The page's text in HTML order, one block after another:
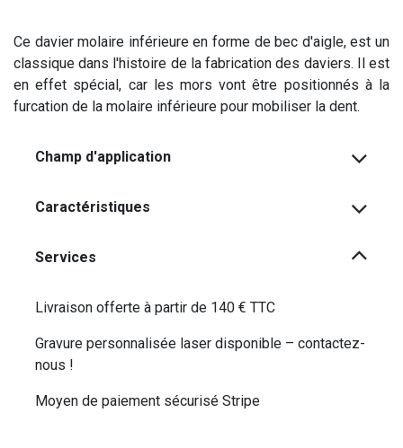
Ce davier molaire inférieure en forme de bec d'aigle, est un
classique dans l'histoire de la fabrication des daviers. Il est
en effet spécial, car les mors vont être positionnés à la
furcation de la molaire inférieure pour mobiliser la dent.
Champ d'application
Caractéristiques
Services
Livraison offerte à partir de 140 € TTC
Gravure personnalisée laser disponible – contactez-
nous !
Moyen de paiement sécurisé Stripe